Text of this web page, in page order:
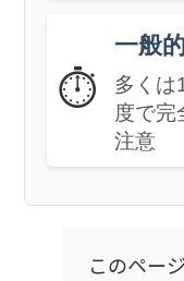
⏱️
一般
多くは
度で完
注意
このペー